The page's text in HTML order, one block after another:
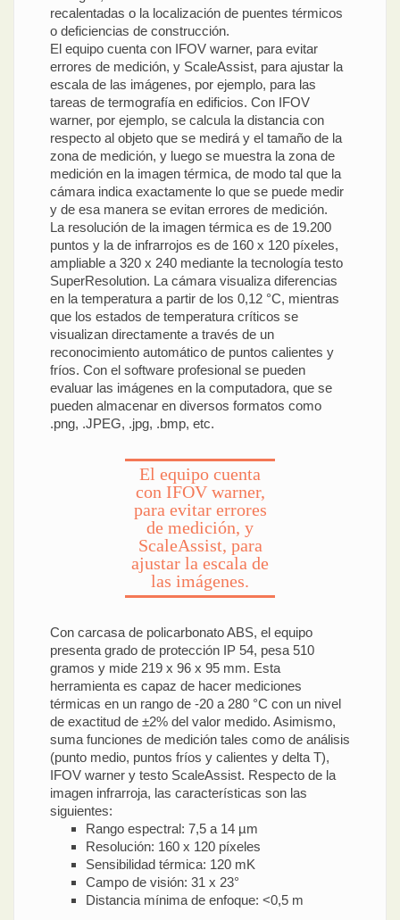
recalentadas o la localización de puentes térmicos
o deficiencias de construcción.
El equipo cuenta con IFOV warner, para evitar
errores de medición, y ScaleAssist, para ajustar la
escala de las imágenes, por ejemplo, para las
tareas de termografía en edificios. Con IFOV
warner, por ejemplo, se calcula la distancia con
respecto al objeto que se medirá y el tamaño de la
zona de medición, y luego se muestra la zona de
medición en la imagen térmica, de modo tal que la
cámara indica exactamente lo que se puede medir
y de esa manera se evitan errores de medición.
La resolución de la imagen térmica es de 19.200
puntos y la de infrarrojos es de 160 x 120 píxeles,
ampliable a 320 x 240 mediante la tecnología testo
SuperResolution. La cámara visualiza diferencias
en la temperatura a partir de los 0,12 °C, mientras
que los estados de temperatura críticos se
visualizan directamente a través de un
reconocimiento automático de puntos calientes y
fríos. Con el software profesional se pueden
evaluar las imágenes en la computadora, que se
pueden almacenar en diversos formatos como
.png, .JPEG, .jpg, .bmp, etc.
El equipo cuenta
con IFOV warner,
para evitar errores
de medición, y
ScaleAssist, para
ajustar la escala de
las imágenes.
Con carcasa de policarbonato ABS, el equipo
presenta grado de protección IP 54, pesa 510
gramos y mide 219 x 96 x 95 mm. Esta
herramienta es capaz de hacer mediciones
térmicas en un rango de -20 a 280 °C con un nivel
de exactitud de ±2% del valor medido. Asimismo,
suma funciones de medición tales como de análisis
(punto medio, puntos fríos y calientes y delta T),
IFOV warner y testo ScaleAssist. Respecto de la
imagen infrarroja, las características son las
siguientes:
Rango espectral: 7,5 a 14 µm
Resolución: 160 x 120 píxeles
Sensibilidad térmica: 120 mK
Campo de visión: 31 x 23°
Distancia mínima de enfoque: <0,5 m